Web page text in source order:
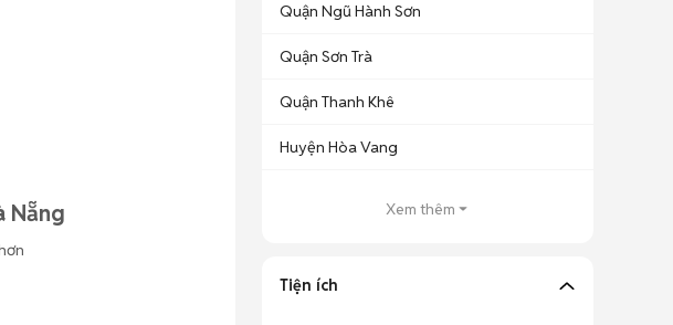
Nẵng
Quận Ngũ Hành Sơn
Quận Sơn Trà
Quận Thanh Khê
Huyện Hòa Vang
Xem thêm
Tiện ích